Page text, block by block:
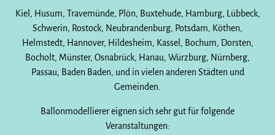
Kiel, Husum, Travemünde, Plön, Buxtehude, Hamburg, Lübbeck,
Schwerin, Rostock, Neubrandenburg, Potsdam, Köthen,
Helmstedt, Hannover, Hildesheim, Kassel, Bochum, Dorsten,
Bocholt, Münster, Osnabrück, Hanau, Würzburg, Nürnberg,
Passau, Baden Baden, und in vielen anderen Städten und
Gemeinden.
Ballonmodellierer eignen sich sehr gut für folgende
Veranstaltungen: